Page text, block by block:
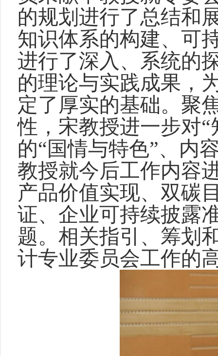
的规划进行了总结和
知识体系的构建、可
进行了深入、系统的
的理论与实践成果，
定了厚实的基础。聚
性，宋教授进一步对
的“国情与特色”、内
教授就今后工作内容
产品价值实现、双碳
证、企业可持续披露
题。相关指引、筹划
计专业委员会工作的